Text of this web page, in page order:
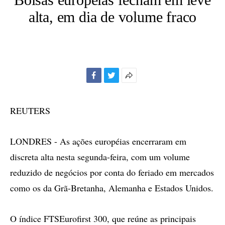
alta, em dia de volume fraco
REUTERS
LONDRES - As ações européias encerraram em
discreta alta nesta segunda-feira, com um volume
reduzido de negócios por conta do feriado em mercados
como os da Grã-Bretanha, Alemanha e Estados Unidos.
O índice FTSEurofirst 300, que reúne as principais